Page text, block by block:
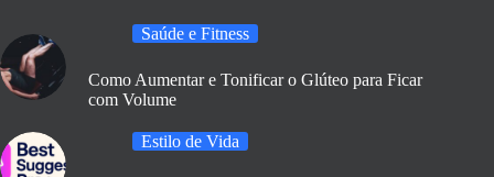
Saúde e Fitness
Como Aumentar e Tonificar o Glúteo para Ficar
com Volume
Estilo de Vida